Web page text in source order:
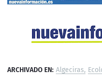
ARCHIVADO EN: Algeciras